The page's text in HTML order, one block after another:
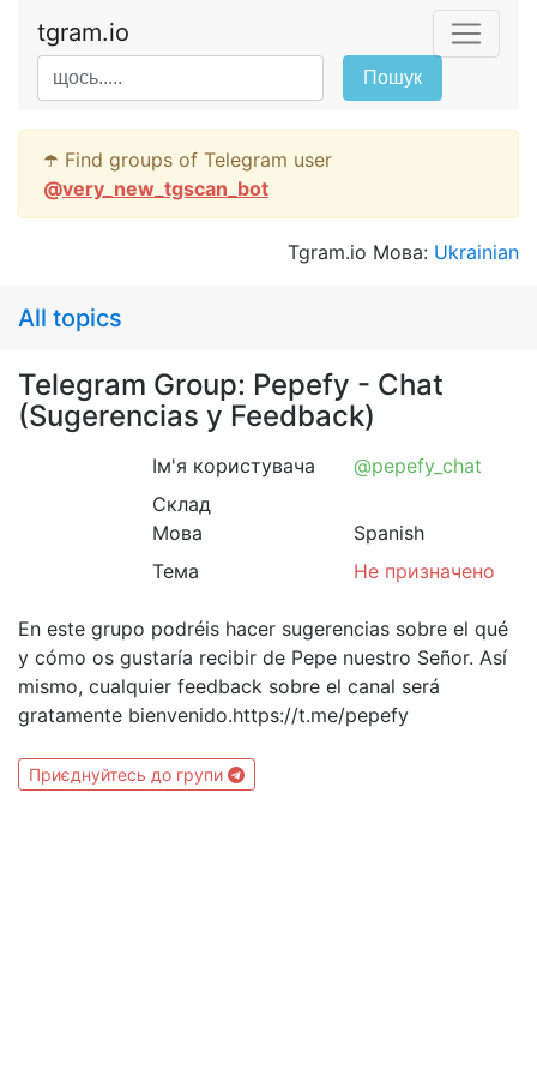
tgram.io
Пошук
☂️ Find groups of Telegram user
@very_new_tgscan_bot
Tgram.io Мова: Ukrainian
All topics
Telegram Group: Pepefy - Chat
(Sugerencias y Feedback)
Ім'я користувача
@pepefy_chat
Склад
Мова
Spanish
Тема
Не призначено
En este grupo podréis hacer sugerencias sobre el qué
y cómo os gustaría recibir de Pepe nuestro Señor. Así
mismo, cualquier feedback sobre el canal será
gratamente bienvenido.https://t.me/pepefy
Приєднуйтесь до групи